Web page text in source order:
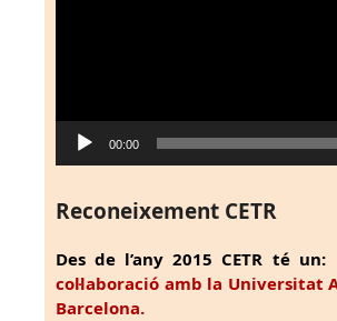
00:00
Reconeixement CETR
Des de l’any 2015 CETR té un:
col·laboració amb la Universitat
Barcelona.